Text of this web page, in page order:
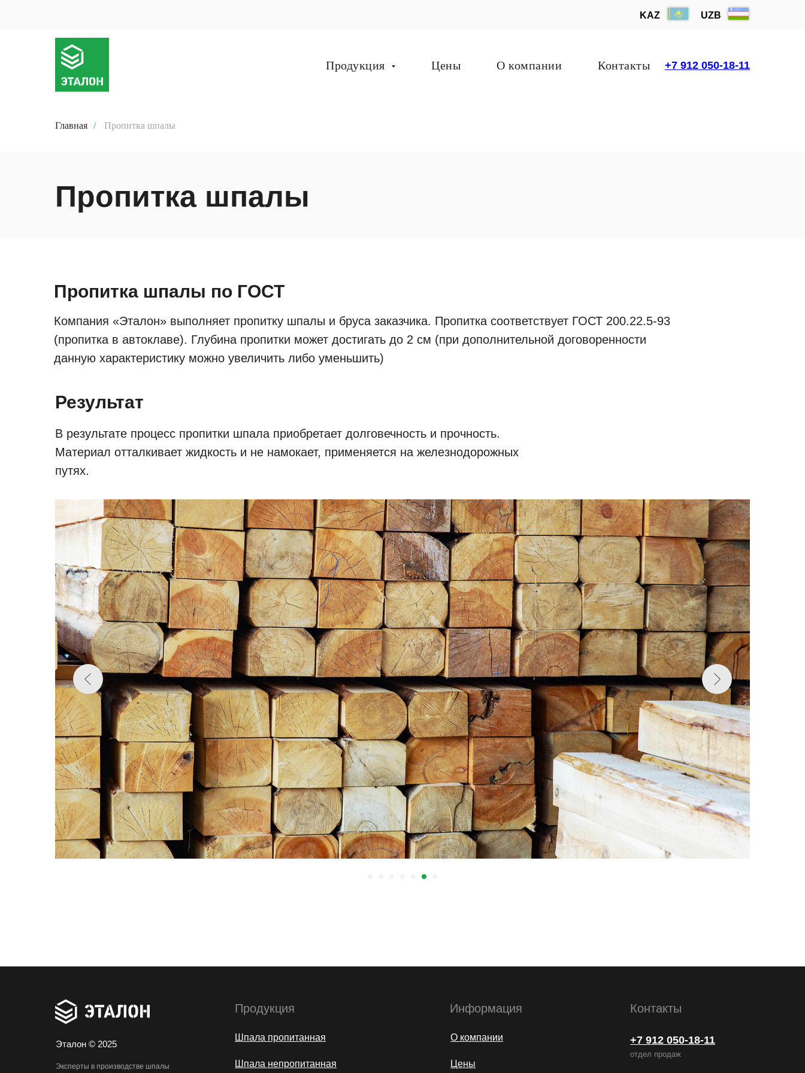
KAZ UZB
Продукция Цены О компании Контакты +7 912 050-18-11
Главная / Пропитка шпалы
Пропитка шпалы
Пропитка шпалы по ГОСТ
В результате процесс пропитки шпала приобретает долговечность и прочность.
Материал отталкивает жидкость и не намокает, применяется на железнодорожных
путях.
Результат
Компания «Эталон» выполняет пропитку шпалы и бруса заказчика. Пропитка соответствует ГОСТ 200.22.5-93
(пропитка в автоклаве). Глубина пропитки может достигать до 2 см (при дополнительной договоренности
данную характеристику можно увеличить либо уменьшить)
Продукция Информация Контакты
Шпала пропитанная
Шпала непропитанная
О компании
Цены
+7 912 050-18-11
отдел продаж
Эталон © 2025
Эксперты в производстве шпалы